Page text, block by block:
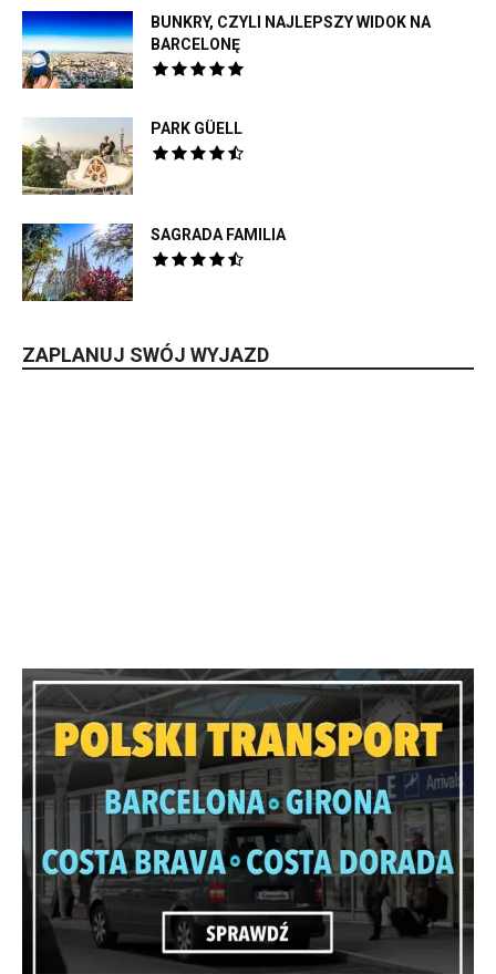
BUNKRY, CZYLI NAJLEPSZY WIDOK NA
BARCELONĘ
PARK GÜELL
SAGRADA FAMILIA
ZAPLANUJ SWÓJ WYJAZD